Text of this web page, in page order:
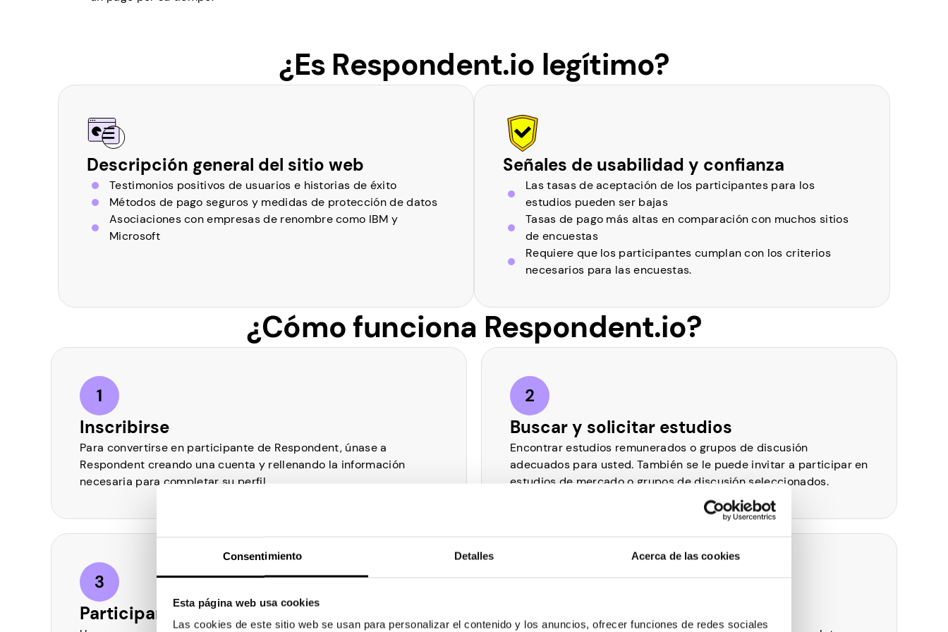
Consentimiento Detalles Acerca de las cookies
Esta página web usa cookies
Las cookies de este sitio web se usan para personalizar el contenido y los anuncios, ofrecer funciones de redes sociales
¿Es Respondent.io legítimo?
Descripción general del sitio web
Testimonios positivos de usuarios e historias de éxito
Métodos de pago seguros y medidas de protección de datos
Asociaciones con empresas de renombre como IBM y
Microsoft
Señales de usabilidad y confianza
Las tasas de aceptación de los participantes para los
estudios pueden ser bajas
Tasas de pago más altas en comparación con muchos sitios
de encuestas
Requiere que los participantes cumplan con los criterios
necesarios para las encuestas.
¿Cómo funciona Respondent.io?
Inscribirse
Para convertirse en participante de Respondent, únase a
Respondent creando una cuenta y rellenando la información
necesaria para completar su perfil
Buscar y solicitar estudios
Encontrar estudios remunerados o grupos de discusión
adecuados para usted. También se le puede invitar a participar en
estudios de mercado o grupos de discusión seleccionados.
Participar en estudios